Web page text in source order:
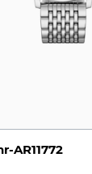
AR11772